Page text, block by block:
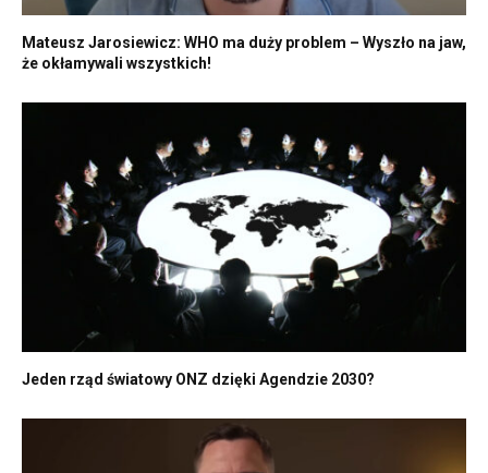
Mateusz Jarosiewicz: WHO ma duży problem – Wyszło na jaw,
że okłamywali wszystkich!
Jeden rząd światowy ONZ dzięki Agendzie 2030?